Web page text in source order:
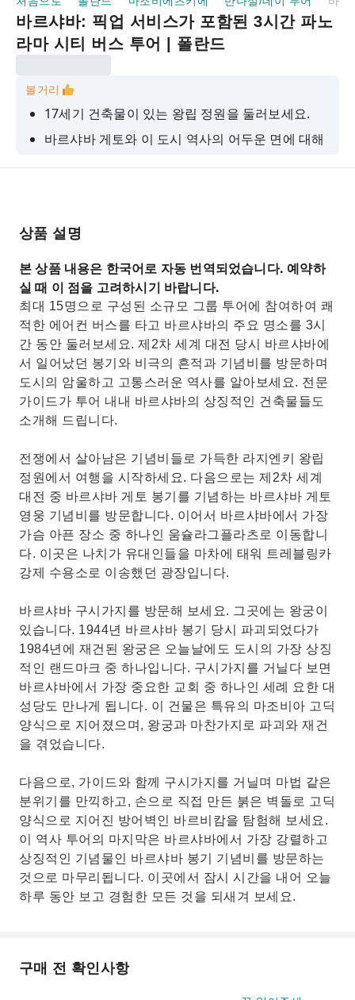
바르샤바: 픽업 서비스가 포함된 3시간 파노
라마 시티 버스 투어 | 폴란드
볼거리
17세기 건축물이 있는 왕립 정원을 둘러보세요.
바르샤바 게토와 이 도시 역사의 어두운 면에 대해
상품 설명
본 상품 내용은 한국어로 자동 번역되었습니다. 예약하
실 때 이 점을 고려하시기 바랍니다.
최대 15명으로 구성된 소규모 그룹 투어에 참여하여 쾌
적한 에어컨 버스를 타고 바르샤바의 주요 명소를 3시
간 동안 둘러보세요. 제2차 세계 대전 당시 바르샤바에
서 일어났던 봉기와 비극의 흔적과 기념비를 방문하며
도시의 암울하고 고통스러운 역사를 알아보세요. 전문
가이드가 투어 내내 바르샤바의 상징적인 건축물들도
소개해 드립니다.
전쟁에서 살아남은 기념비들로 가득한 라지엔키 왕립
정원에서 여행을 시작하세요. 다음으로는 제2차 세계
대전 중 바르샤바 게토 봉기를 기념하는 바르샤바 게토
영웅 기념비를 방문합니다. 이어서 바르샤바에서 가장
가슴 아픈 장소 중 하나인 움슐라그플라츠로 이동합니
다. 이곳은 나치가 유대인들을 마차에 태워 트레블링카
강제 수용소로 이송했던 광장입니다.
바르샤바 구시가지를 방문해 보세요. 그곳에는 왕궁이
있습니다. 1944년 바르샤바 봉기 당시 파괴되었다가
1984년에 재건된 왕궁은 오늘날에도 도시의 가장 상징
적인 랜드마크 중 하나입니다. 구시가지를 거닐다 보면
바르샤바에서 가장 중요한 교회 중 하나인 세례 요한 대
성당도 만나게 됩니다. 이 건물은 특유의 마조비아 고딕
양식으로 지어졌으며, 왕궁과 마찬가지로 파괴와 재건
을 겪었습니다.
다음으로, 가이드와 함께 구시가지를 거닐며 마법 같은
분위기를 만끽하고, 손으로 직접 만든 붉은 벽돌로 고딕
양식으로 지어진 방어벽인 바르비캄을 탐험해 보세요.
이 역사 투어의 마지막은 바르샤바에서 가장 강렬하고
상징적인 기념물인 바르샤바 봉기 기념비를 방문하는
것으로 마무리됩니다. 이곳에서 잠시 시간을 내어 오늘
하루 동안 보고 경험한 모든 것을 되새겨 보세요.
구매 전 확인사항